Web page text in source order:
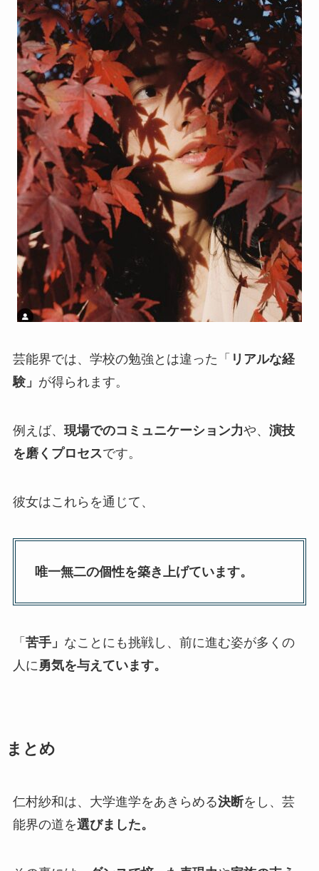
芸能界では、学校の勉強とは違った「 リアルな経
験」 が得られます。
例えば、 現場でのコミュニケーション力や、 演技
を磨くプロセスです。
彼女はこれらを通じて、
唯一無二の個性を築き上げています。
「 苦手」 なことにも挑戦し、前に進む姿が多くの
人に勇気を与えています。
まとめ
仁村紗和は、大学進学をあきらめる決断をし、芸
能界の道を選びました。